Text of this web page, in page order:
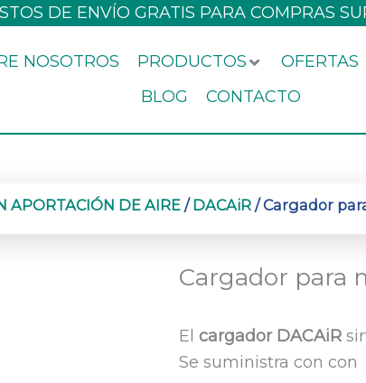
DE ENVÍO GRATIS PARA COMPRAS
NOSOTROS PRODUCTOS OFERTAS
BLOG
CONTACTO
APORTACIÓN DE AIRE /DACAiR / Cargador
Cargador para
El cargador DACAiR
Se suministra con con